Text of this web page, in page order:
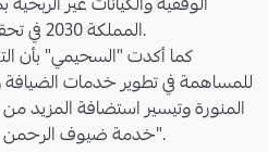
الوقفية والكيانات غير
المملكة 2030 في تحقيق استدامة القطاع غير الربحي.
كما أكدت "السحيمي" بأن
للمساهمة في تطوير خدمات الضيافة
المنورة وتيسير استضافة المزيد من
خدمة ضيوف الرحمن ضمن برامج تحقيق رؤية 2030".